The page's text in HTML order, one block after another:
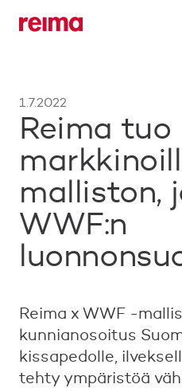
1.7.2022
Reima tuo
malliston,
WWF:n
Reima x WWF -
kunnianosoitus
kissapedolle,
tehty ympäristöä